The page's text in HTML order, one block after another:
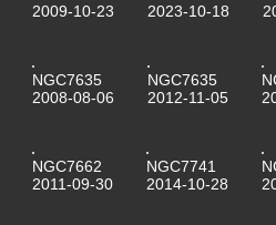
2009-10-23
2023-10-18
NGC7635
2008-08-06
NGC7635
2012-11-05
NGC7662
2011-09-30
NGC7741
2014-10-28